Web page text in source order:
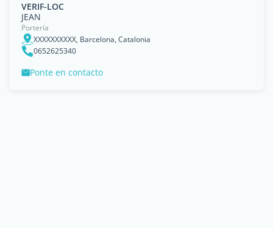
VERIF-LOC
JEAN
Portería
XXXXXXXXXX, Barcelona, Catalonia
0652625340
Ponte en contacto